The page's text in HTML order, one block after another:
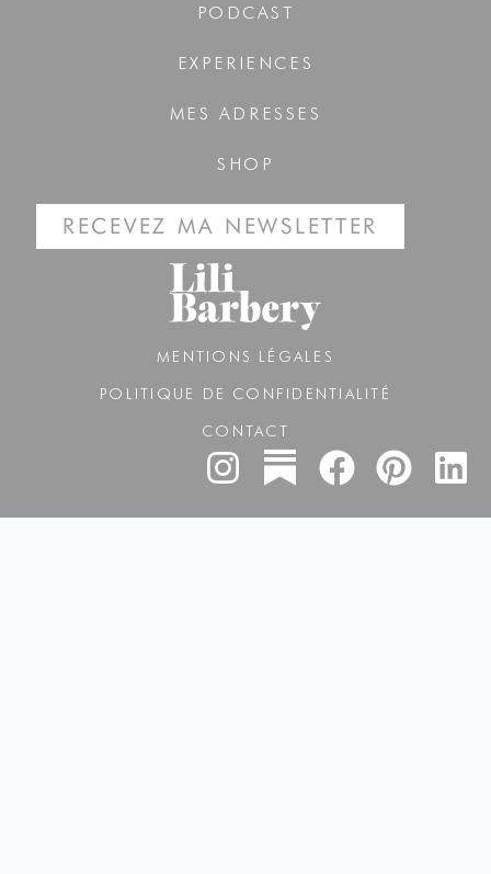
PODCAST
EXPERIENCES
MES ADRESSES
SHOP
RECEVEZ MA NEWSLETTER
MENTIONS LÉGALES
POLITIQUE DE CONFIDENTIALITÉ
CONTACT